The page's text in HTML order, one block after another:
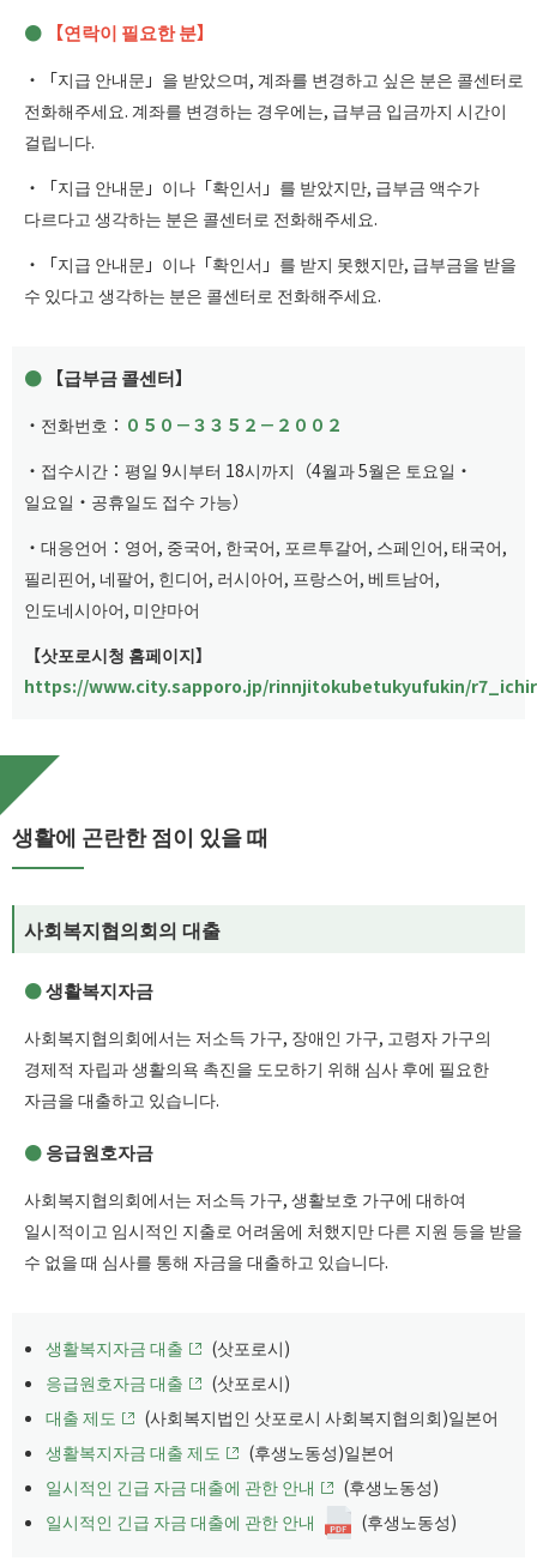
【연락이 필요한 분】
・「지급 안내문」을 받았으며, 계좌를 변경하고 싶은 분은 콜센터로
전화해주세요. 계좌를 변경하는 경우에는, 급부금 입금까지 시간이
걸립니다.
・「지급 안내문」이나「확인서」를 받았지만, 급부금 액수가
다르다고 생각하는 분은 콜센터로 전화해주세요.
・「지급 안내문」이나「확인서」를 받지 못했지만, 급부금을 받을
수 있다고 생각하는 분은 콜센터로 전화해주세요.
【급부금 콜센터】
・전화번호： ０５０－３３５２－２００２
・접수시간：평일 9시부터 18시까지（4월과 5월은 토요일・
일요일・공휴일도 접수 가능）
・대응언어：영어, 중국어, 한국어, 포르투갈어, 스페인어, 태국어,
필리핀어, 네팔어, 힌디어, 러시아어, 프랑스어, 베트남어,
인도네시아어, 미얀마어
【삿포로시청 홈페이지】
https://www.city.sapporo.jp/rinnjitokubetukyufukin/
생활에 곤란한 점이 있을 때
사회복지협의회의 대출
생활복지자금
사회복지협의회에서는 저소득 가구, 장애인 가구, 고령자 가구의
경제적 자립과 생활의욕 촉진을 도모하기 위해 심사 후에 필요한
자금을 대출하고 있습니다.
응급원호자금
사회복지협의회에서는 저소득 가구, 생활보호 가구에 대하여
일시적이고 임시적인 지출로 어려움에 처했지만 다른 지원 등을 받을
수 없을 때 심사를 통해 자금을 대출하고 있습니다.
생활복지자금 대출
(삿포로시)
응급원호자금 대출
(삿포로시)
대출 제도
(사회복지법인 삿포로시 사회복지협의회)일본어
생활복지자금 대출 제도
(후생노동성)일본어
일시적인 긴급 자금 대출에 관한 안내
(후생노동성)
일시적인 긴급 자금 대출에 관한 안내
(후생노동성)